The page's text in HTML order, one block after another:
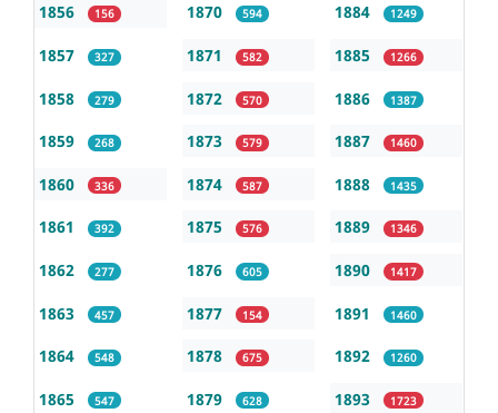
1856 156
1857 327
1858 279
1859 268
1860 336
1861 392
1862 277
1863 457
1864 548
1865 547
1870 594
1871 582
1872 570
1873 579
1874 587
1875 576
1876 605
1877 154
1878 675
1879 628
1884 1249
1885 1266
1886 1387
1887 1460
1888 1435
1889 1346
1890 1417
1891 1460
1892 1260
1893 1723